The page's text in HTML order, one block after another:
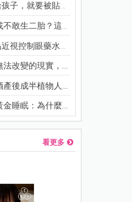
子，就要被貼「...
敢生二胎？這8...
視控制眼藥水納...
法改變的現實，...
後成半植物人...
金睡眠：為什麼...
看更多